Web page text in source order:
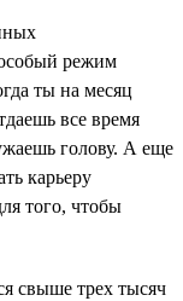
режим
ты на месяц
все время
голову. А еще
карьеру
того, чтобы
свыше трех тысяч